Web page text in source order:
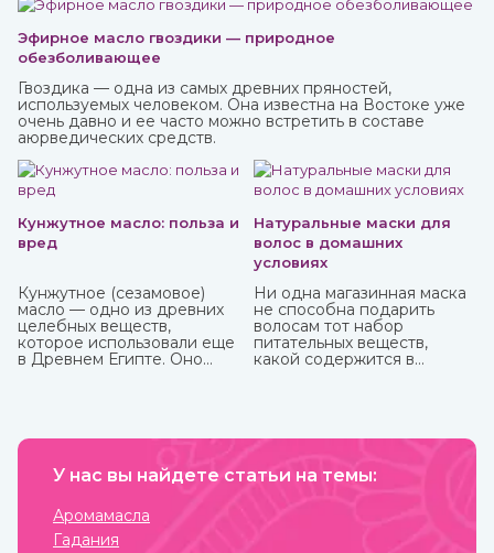
Эфирное масло гвоздики — природное
обезболивающее
Гвоздика — одна из самых древних пряностей,
используемых человеком. Она известна на Востоке уже
очень давно и ее часто можно встретить в составе
аюрведических средств.
Кунжутное масло: польза и
вред
Кунжутное (сезамовое)
масло — одно из древних
целебных веществ,
которое использовали еще
в Древнем Египте. Оно
долго, до 9 лет, может
ценных качеств.
Натуральные маски для
волос в домашних
условиях
Ни одна магазинная маска
не способна подарить
волосам тот набор
питательных веществ,
какой содержится в
напитают, увлажнят и
У нас вы найдете статьи на темы:
Аромамасла
Гадания